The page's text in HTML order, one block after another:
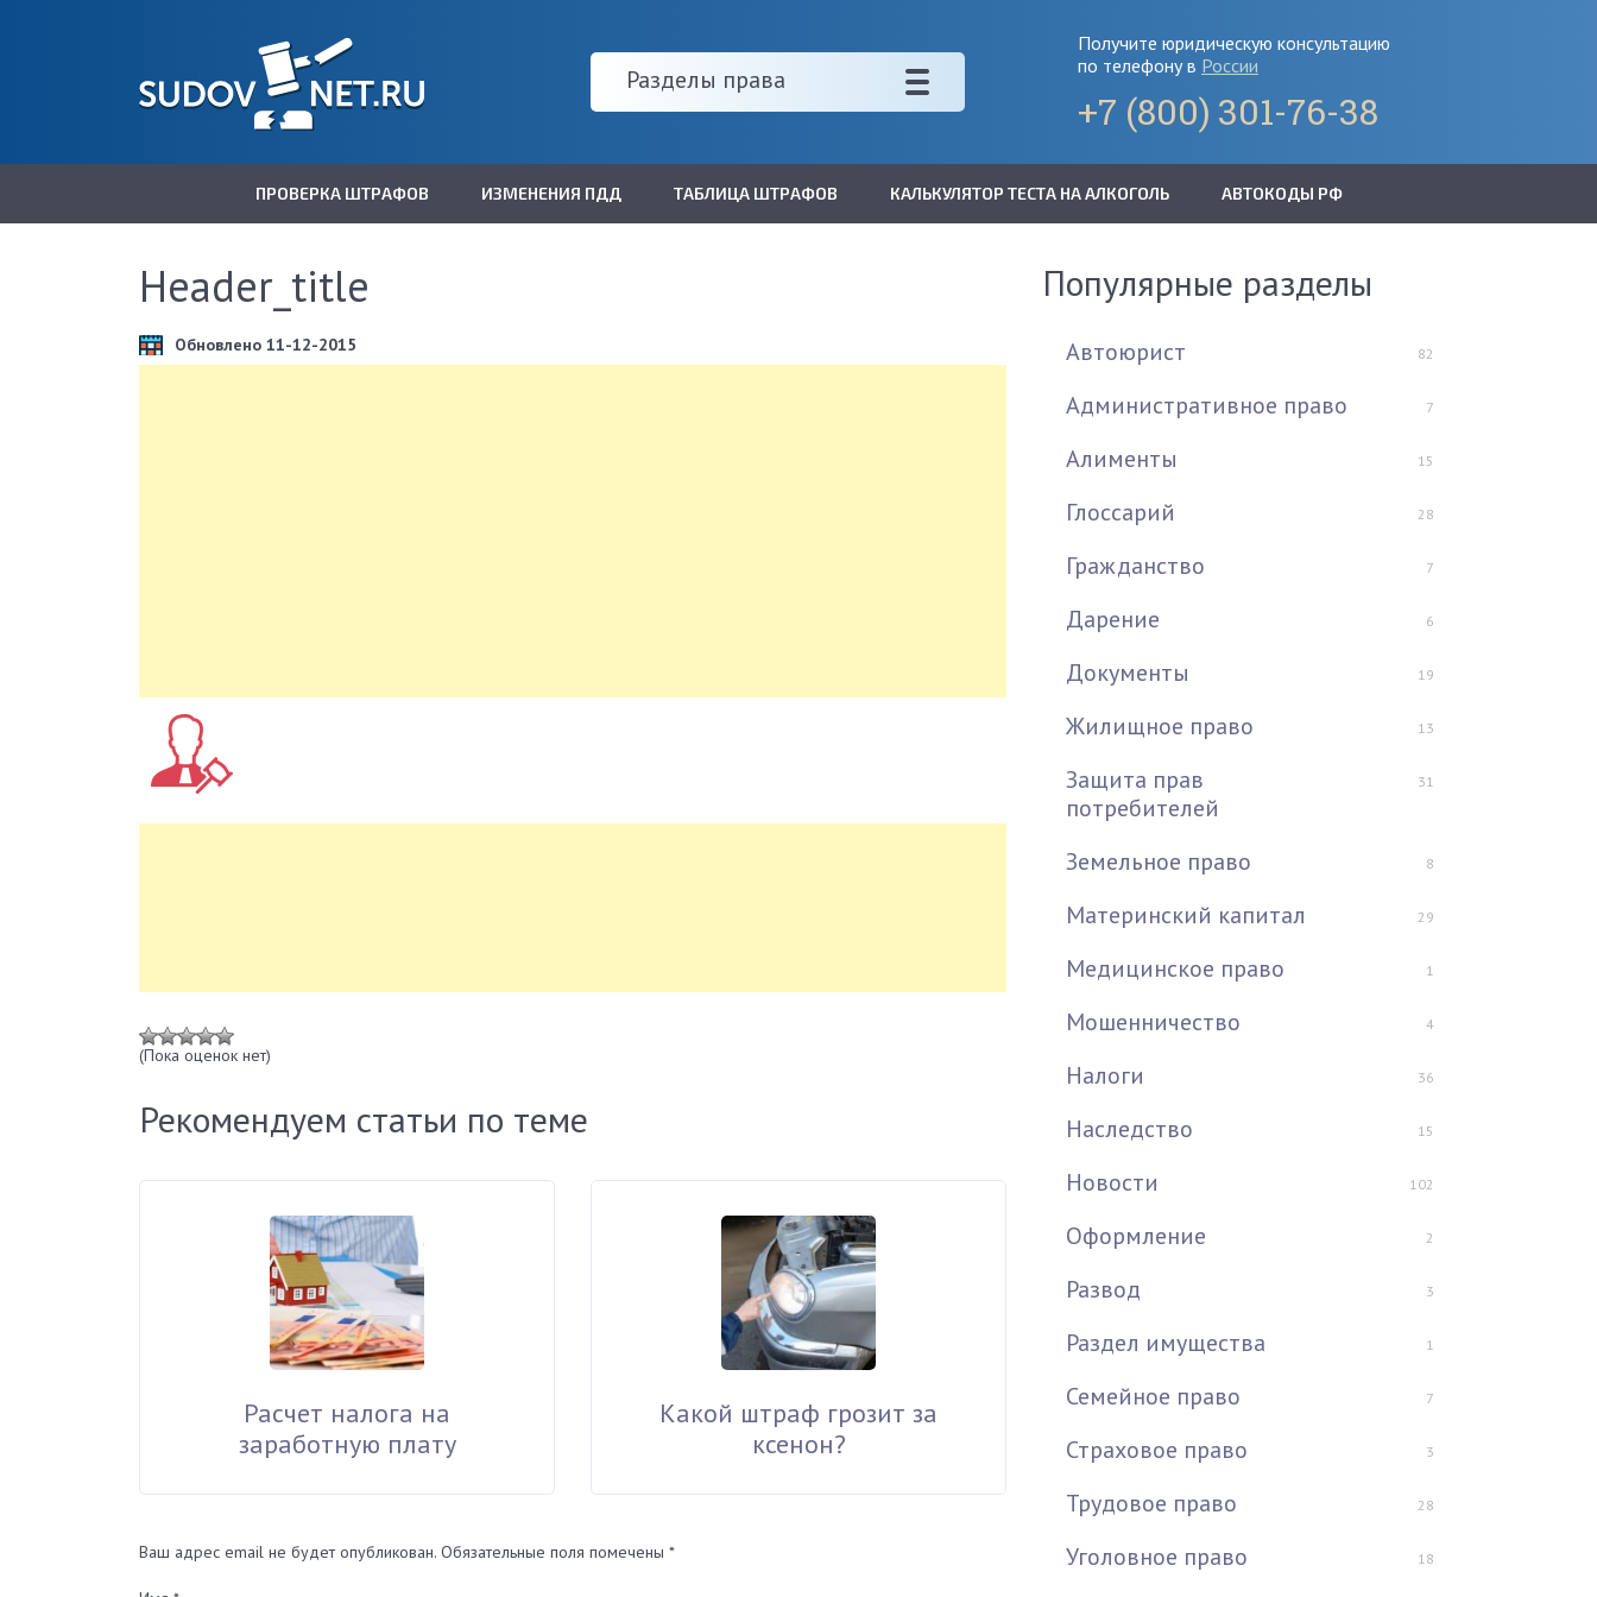
Разделы права
Получите юридическую консультацию
по телефону в России
+7 (800) 301-76-38
ПРОВЕРКА ШТРАФОВ ИЗМЕНЕНИЯ ПДД ТАБЛИЦА ШТРАФОВ КАЛЬКУЛЯТОР ТЕСТА НА АЛКОГОЛЬ АВТОКОДЫ РФ
Header_title
Обновлено 11-12-2015
(Пока оценок нет)
Рекомендуем статьи по теме
Расчет налога на
заработную плату
Какой штраф грозит за
ксенон?
Ваш адрес email не будет опубликован. Обязательные поля помечены *
Популярные разделы
Автоюрист 82
Административное право 7
Алименты 15
Глоссарий 28
Гражданство 7
Дарение 6
Документы 19
Жилищное право 13
Защита прав
потребителей
31
Земельное право 8
Материнский капитал 29
Медицинское право 1
Мошенничество 4
Налоги 36
Наследство 15
Новости 102
Оформление 2
Развод 3
Раздел имущества 1
Семейное право 7
Страховое право 3
Трудовое право 28
Уголовное право 18